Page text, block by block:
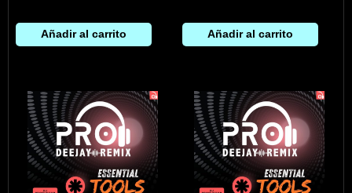
Añadir al carrito Añadir al carrito